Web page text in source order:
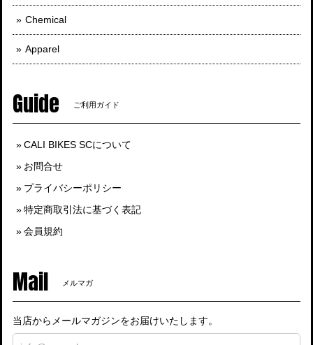
Chemical
Apparel
Guide ご利用ガイド
CALI BIKES SCについて
お問合せ
プライバシーポリシー
特定商取引法に基づく表記
会員規約
Mail メルマガ
当店からメールマガジンをお届けいたします。